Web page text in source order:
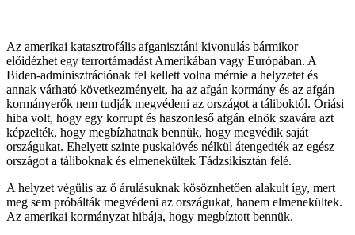
Az amerikai katasztrofális afganisztáni kivonulás bármikor
előidézhet egy terrortámadást Amerikában vagy Európában. A
Biden-adminisztrációnak fel kellett volna mérnie a helyzetet és
annak várható következményeit, ha az afgán kormány és az afgán
kormányerők nem tudják megvédeni az országot a táliboktól. Óriási
hiba volt, hogy egy korrupt és haszonleső afgán elnök szavára azt
képzelték, hogy megbízhatnak bennük, hogy megvédik saját
országukat. Ehelyett szinte puskalövés nélkül átengedték az egész
országot a táliboknak és elmenekültek Tádzsikisztán felé.
A helyzet végülis az ő árulásuknak kösöznhetően alakult így, mert
meg sem próbálták megvédeni az országukat, hanem elmenekültek.
Az amerikai kormányzat hibája, hogy megbíztott bennük.